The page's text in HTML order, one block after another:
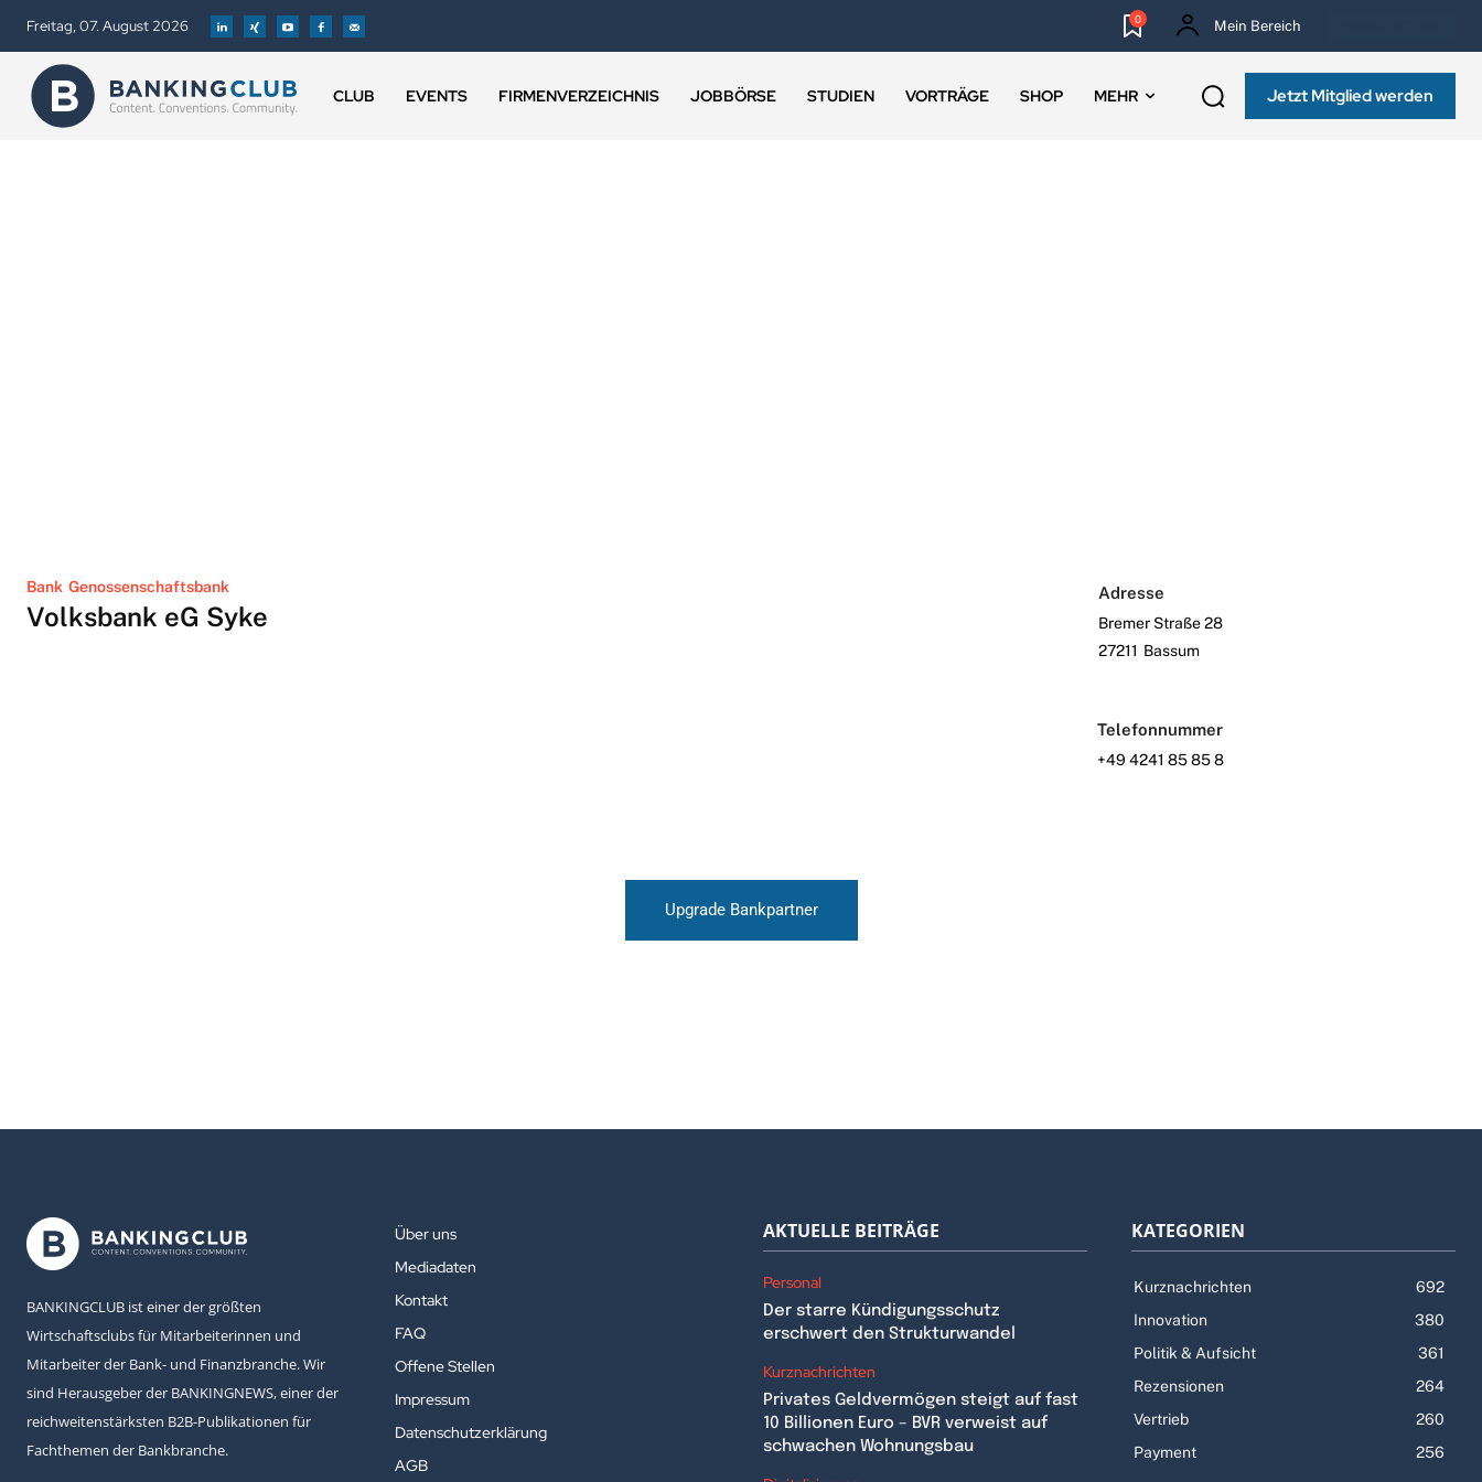
Freitag, 07. August 2026 0 Mein Bereich
CLUB EVENTS FIRMENVERZEICHNIS JOBBÖRSE STUDIEN VORTRÄGE SHOP MEHR Jetzt Mitglied werden
Bank Genossenschaftsbank
Volksbank eG Syke
Adresse
Bremer Straße 28
27211 Bassum
Telefonnummer
+49 4241 85 85 8
Upgrade Bankpartner
BANKINGCLUB ist einer der größten
Wirtschaftsclubs für Mitarbeiterinnen und
Mitarbeiter der Bank- und Finanzbranche. Wir
sind Herausgeber der BANKINGNEWS, einer der
reichweitenstärksten B2B-Publikationen für
Fachthemen der Bankbranche.
Über uns
Mediadaten
Kontakt
FAQ
Offene Stellen
Impressum
Datenschutzerklärung
AGB
AKTUELLE BEITRÄGE
Personal
Der starre Kündigungsschutz
erschwert den Strukturwandel
Kurznachrichten
Privates Geldvermögen steigt auf fast
10 Billionen Euro – BVR verweist auf
schwachen Wohnungsbau
KATEGORIEN
Kurznachrichten
692
Innovation
380
Politik & Aufsicht
361
Rezensionen
264
Vertrieb
260
Payment
256